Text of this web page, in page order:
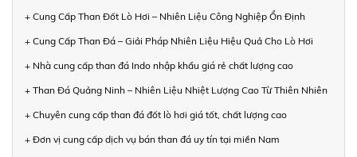
+ Cung Cấp Than Đốt Lò Hơi – Nhiên Liệu Công Nghiệp Ổn Định
+ Cung Cấp Than Đá – Giải Pháp Nhiên Liệu Hiệu Quả Cho Lò Hơi
+ Nhà cung cấp than đá Indo nhập khẩu giá rẻ chất lượng cao
+ Than Đá Quảng Ninh – Nhiên Liệu Nhiệt Lượng Cao Từ Thiên Nhiên
+ Chuyên cung cấp than đá đốt lò hơi giá tốt, chất lượng cao
+ Đơn vị cung cấp dịch vụ bán than đá uy tín tại miền Nam